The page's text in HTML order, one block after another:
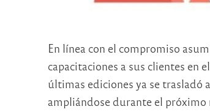
En línea con el compromiso
capacitaciones a sus clientes en
últimas ediciones ya se trasladó
ampliándose durante el próximo